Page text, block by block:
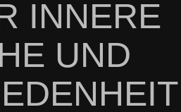
INNERE
UND